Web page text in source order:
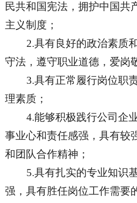
民共和国宪法，拥护中国共
主义制度；
2.具有良好的政治素质
守法，遵守职业道德，爱岗
3.具有正常履行岗位职
理素质；
4.能够积极践行公司企
事业心和责任感强，具有较
和团队合作精神；
5.具有扎实的专业知识
强，具有胜任岗位工作需要